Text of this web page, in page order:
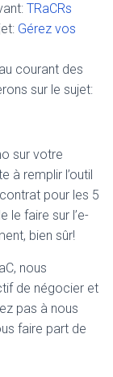
TRaCRs
Gérez vos
courant des
sur le sujet:
sur votre
à remplir l’outil
pour les 5
le faire sur l’e-
bien sûr!
nous
de négocier et
pas à nous
faire part de